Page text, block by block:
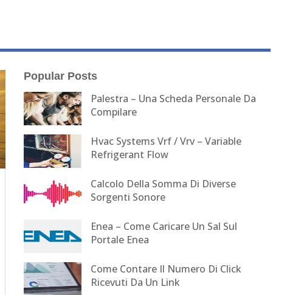
Popular Posts
Palestra – Una Scheda Personale Da
Compilare
Hvac Systems Vrf / Vrv – Variable
Refrigerant Flow
Calcolo Della Somma Di Diverse
Sorgenti Sonore
Enea – Come Caricare Un Sal Sul
Portale Enea
Come Contare Il Numero Di Click
Ricevuti Da Un Link